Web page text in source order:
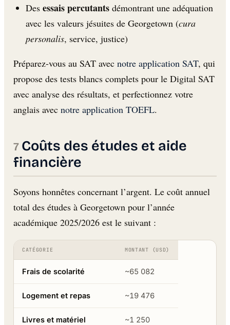
Des essais percutantsdémontrant une adéquation
avec les valeurs jésuites de Georgetown (cura
personalis, service, justice)
Préparez-vous au SAT avec notre application SAT, qui
propose des tests blancs complets pour le Digital SAT
avec analyse des résultats, et perfectionnez votre
anglais avec notre application TOEFL.
Coûts des études et aide
financière
Soyons honnêtes concernant l’argent. Le coût annuel
total des études à Georgetown pour l’année
académique 2025/2026 est le suivant :
CATÉGORIE MONTANT (USD)
Frais de scolarité ~65 082
Logement et repas ~19 476
Livres et matériel ~1 250